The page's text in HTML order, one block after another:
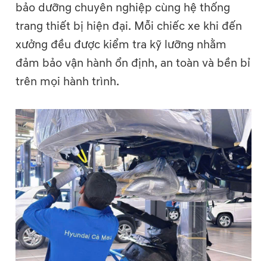
bảo dưỡng chuyên nghiệp cùng hệ thống
trang thiết bị hiện đại. Mỗi chiếc xe khi đến
xưởng đều được kiểm tra kỹ lưỡng nhằm
đảm bảo vận hành ổn định, an toàn và bền bỉ
trên mọi hành trình.